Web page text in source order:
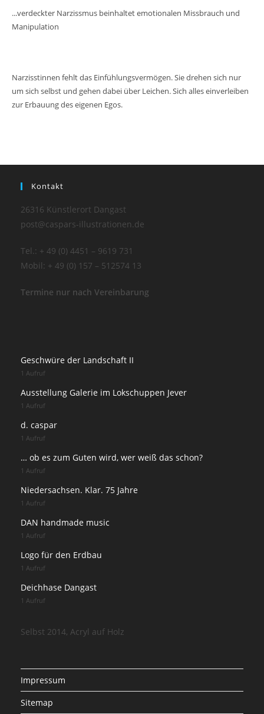
...verdeckter Narzissmus beinhaltet emotionalen Missbrauch und
Manipulation
Narzisstinnen fehlt das Einfühlungsvermögen. Sie drehen sich nur
um sich selbst und gehen dabei über Leichen. Sich alles einverleiben
zur Erbauung des eigenen Egos.
Kontakt
26316 Künstlerort Dangast
post@caspars-illustrationen.de
Tel.: + 49 (0) 4451 – 9619 731
Mobil: + 49 (0) 157 – 512574 13
Termine nur nach Vereinbarung
Geschwüre der Landschaft II
1 Aufruf
Ausstellung Galerie im Lokschuppen Jever
1 Aufruf
d. caspar
1 Aufruf
… ob es zum Guten wird, wer weiß das schon?
1 Aufruf
Niedersachsen. Klar. 75 Jahre
1 Aufruf
DAN handmade music
1 Aufruf
Logo für den Erdbau
1 Aufruf
Deichhase Dangast
1 Aufruf
Selbst 2014, Acryl auf Holz
Impressum
Sitemap